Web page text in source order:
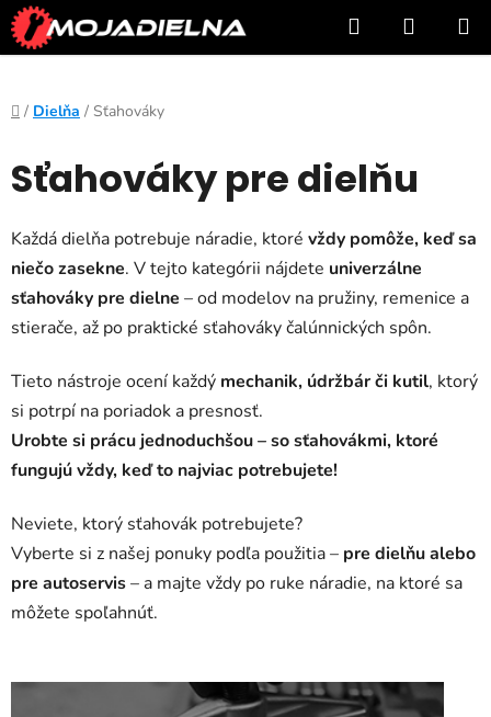
Prejsť
na
obsah
Hľadať
KOŠÍK
Domov
/ Dielňa / Sťahováky
Sťahováky pre dielňu
Každá dielňa potrebuje náradie, ktoré vždy pomôže, keď sa
niečo zasekne. V tejto kategórii nájdete univerzálne
sťahováky pre dielne – od modelov na pružiny, remenice a
stierače, až po praktické sťahováky čalúnnických spôn.
Tieto nástroje ocení každý mechanik, údržbár či kutil, ktorý
si potrpí na poriadok a presnosť.
Urobte si prácu jednoduchšou – so sťahovákmi, ktoré
fungujú vždy, keď to najviac potrebujete!
Neviete, ktorý sťahovák potrebujete?
Vyberte si z našej ponuky podľa použitia – pre dielňu alebo
pre autoservis– a majte vždy po ruke náradie, na ktoré sa
môžete spoľahnúť.